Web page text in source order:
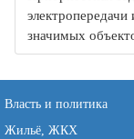
значимых
Власть и политика
Жильё, ЖКХ